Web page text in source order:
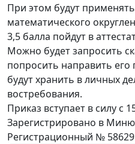
При этом будут
математического
3,5 балла пойдут в
Можно будет запросить
попросить направить
будут хранить в личных
востребования.
Приказ вступает в силу с
Зарегистрировано в
Регистрационный №